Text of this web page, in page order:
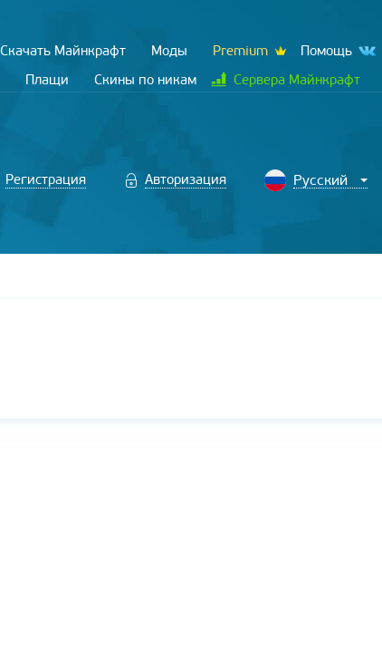
Скачать Майнкрафт Моды Premium
Помощь
Плащи Скины по никам Сервера Майнкрафт
Регистрация Авторизация